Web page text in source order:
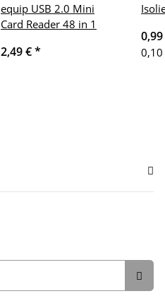
equip USB 2.0 Mini
Card Reader 48 in 1
2,49 €*